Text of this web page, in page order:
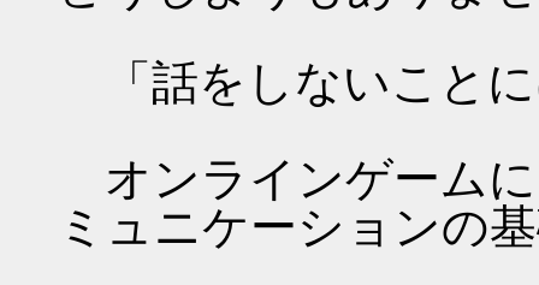
「話をしないこと
オンラインゲーム
ミュニケーションの